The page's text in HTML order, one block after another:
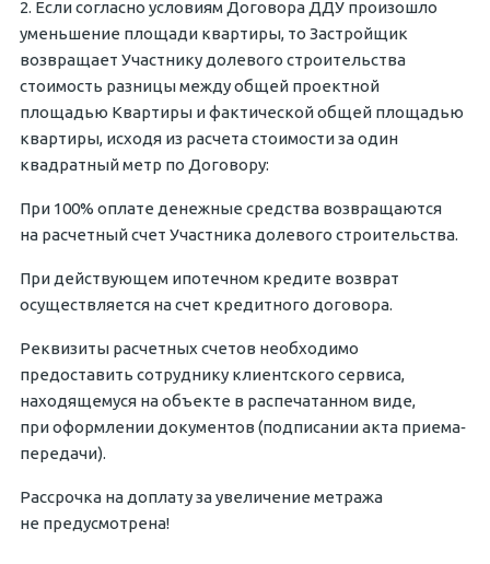
2. Если согласно условиям Договора ДДУ произошло
уменьшение площади квартиры, то Застройщик
возвращает Участнику долевого строительства
стоимость разницы между общей проектной
площадью Квартиры и фактической общей площадью
квартиры, исходя из расчета стоимости за один
квадратный метр по Договору:
При 100% оплате денежные средства возвращаются
на расчетный счет Участника долевого строительства.
При действующем ипотечном кредите возврат
осуществляется на счет кредитного договора.
Реквизиты расчетных счетов необходимо
предоставить сотруднику клиентского сервиса,
находящемуся на объекте в распечатанном виде,
при оформлении документов (подписании акта приема‐
передачи).
Рассрочка на доплату за увеличение метража
не предусмотрена!